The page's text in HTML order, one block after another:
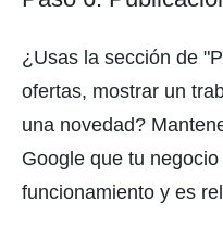
¿Usas la sección de
ofertas, mostrar un
una novedad?
Google que tu
funcionamiento y es